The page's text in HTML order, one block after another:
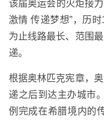
该届奥运会的火炬接
激情 传递梦想”，历
为止线路最长、范围
递。
根据奥林匹克宪章，
递之后到达主办城市
例完成在希腊境内的